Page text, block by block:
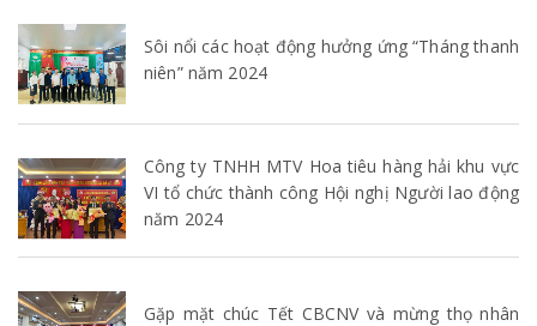
Sôi nổi các hoạt động hưởng ứng “Tháng thanh
niên” năm 2024
Công ty TNHH MTV Hoa tiêu hàng hải khu vực
VI tổ chức thành công Hội nghị Người lao động
năm 2024
Gặp mặt chúc Tết CBCNV và mừng thọ nhân